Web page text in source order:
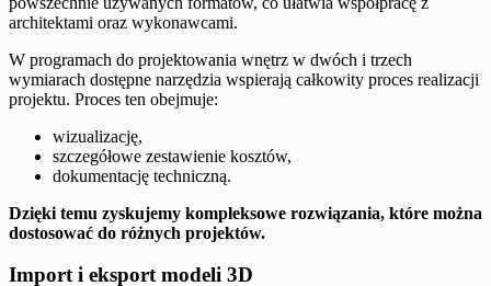
architektami oraz wykonawcami.
W programach do projektowania wnętrz w dwóch i trzech
wymiarach dostępne narzędzia wspierają całkowity proces realizacji
projektu. Proces ten obejmuje:
wizualizację,
szczegółowe zestawienie kosztów,
dokumentację techniczną.
Dzięki temu zyskujemy kompleksowe rozwiązania, które można
dostosować do różnych projektów.
Import i eksport modeli 3D